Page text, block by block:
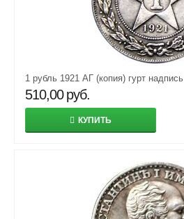
1 рубль 1921 АГ (копия) гурт надпись
510,00 руб.
КУПИТЬ